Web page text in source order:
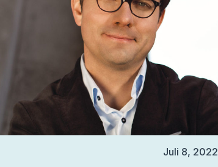
Juli 8, 2022